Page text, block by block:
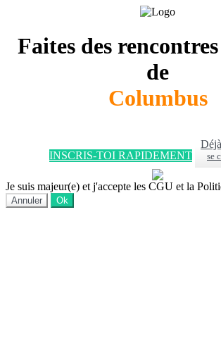
Faites des
de
Columbus
INSCRIS-TOI RAPIDEMENT se
Je suis majeur(e) et j'accepte les CGU et la
Annuler Ok